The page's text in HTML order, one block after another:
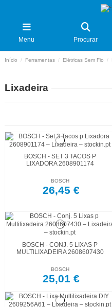
Menu Procurar
Início Ferramentas Elétricas Sem Fio
Lixadeira
BOSCH - SET 3 TACOS P
LIXADORA 2608901174
BOSCH
26,45 €
BOSCH - CONJ. 5 LIXAS P
MULTILIXADEIRA 2608607430
BOSCH
25,01 €